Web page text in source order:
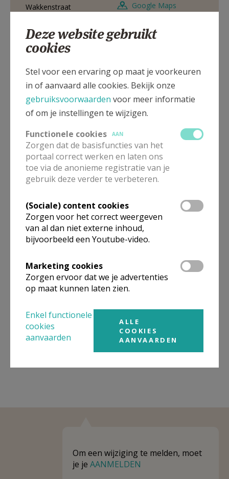
AANMELDEN OF REGISTREREN
Wakkenstraat
Google Maps
Wakkenstraat, 8720 MARKEGEM
In deze kerk vinden geen weekendvieringen plaats. Via de
onderstaande lijst kan je het aanbod van kerken in de buurt
raadplegen.
Niet gevonden wat je zocht? Hier vind je
links naar kerken, eventueel van andere
organisaties, in de buurt.
Kerken in of nabij
MARKEGEM
Om een wijziging te melden, moet
je je AANMELDEN
Deze website gebruikt
cookies
Stel voor een ervaring op maat je voorkeuren
in of aanvaard alle cookies. Bekijk onze
gebruiksvoorwaarden voor meer informatie
of om je instellingen te wijzigen.
Functionele cookies
AAN
Zorgen dat de basisfuncties van het
portaal correct werken en laten ons
toe via de anonieme registratie van je
gebruik deze verder te verbeteren.
(Sociale) content cookies
Zorgen voor het correct weergeven
van al dan niet externe inhoud,
bijvoorbeeld een Youtube-video.
Marketing cookies
Zorgen ervoor dat we je advertenties
op maat kunnen laten zien.
Enkel functionele
cookies
aanvaarden
ALLE
COOKIES
AANVAARDEN